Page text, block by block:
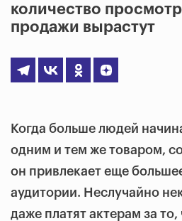
количество
продажи вырастут
Когда больше людей
одним и тем же товаром,
он привлекает еще
аудитории. Неслучайно
даже платят актерам за